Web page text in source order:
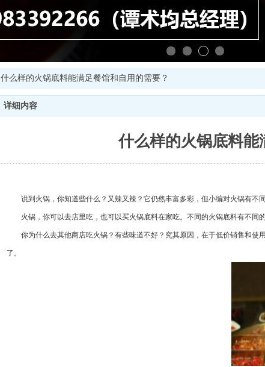
什么样的火锅底料能满足餐馆和自用的需要？
详细内容
什么样的火锅底料能
说到火锅，你知道些什么？又辣又辣？它仍然丰富多彩，但小编对火锅有不
火锅，你可以去店里吃，也可以买火锅底料在家吃。不同的火锅底料有不同
你为什么去其他商店吃火锅？有些味道不好？究其原因，在于低价销售和
了。